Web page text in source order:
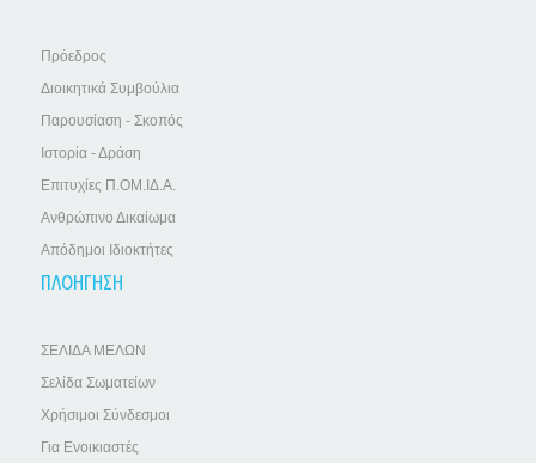
Πρόεδρος
Διοικητικά Συμβούλια
Παρουσίαση - Σκοπός
Ιστορία - Δράση
Επιτυχίες Π.ΟΜ.ΙΔ.Α.
Ανθρώπινο Δικαίωμα
Απόδημοι Ιδιοκτήτες
ΠΛΟΗΓΗΣΗ
ΣΕΛΙΔΑ ΜΕΛΩΝ
Σελίδα Σωματείων
Χρήσιμοι Σύνδεσμοι
Για Ενοικιαστές